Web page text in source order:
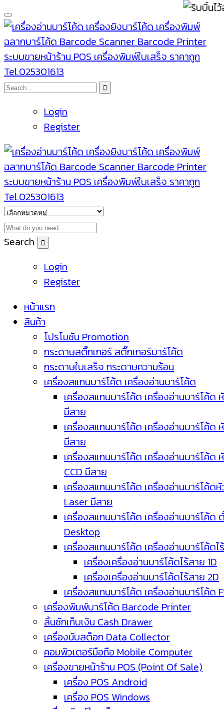
Login
Register
Search
Login
Register
หน้าแรก
สินค้า
โปรโมชัน Promotion
กระดาษสติ๊กเกอร์ สติ๊กเกอร์บาร์โค้ด
กระดาษใบเสร็จ กระดาษความร้อน
เครื่องสแกนบาร์โค้ด เครื่องอ่านบาร์โค้ด
เครื่องสแกนบาร์โค้ด เครื่องอ่านบาร์โค้ด
มีสาย
เครื่องสแกนบาร์โค้ด เครื่องอ่านบาร์โค้ด
มีสาย
เครื่องสแกนบาร์โค้ด เครื่องอ่านบาร์โค้ด
CCD มีสาย
เครื่องสแกนบาร์โค้ด เครื่องอ่านบาร์โค้ด
Laser มีสาย
เครื่องสแกนบาร์โค้ด เครื่องอ่านบาร์โค้ด
Desktop
เครื่องสแกนบาร์โค้ด เครื่องอ่านบาร์โค้ดไ
เครื่องเครื่องอ่านบาร์โค้ดไร้สาย 1D
เครื่องเครื่องอ่านบาร์โค้ดไร้สาย 2D
เครื่องสแกนบาร์โค้ด เครื่องอ่านบาร์โค้ด
เครื่องพิมพ์บาร์โค้ด Barcode Printer
ลิ้นชักเก็บเงิน Cash Drawer
เครื่องนับสต็อก Data Collector
คอมพิวเตอร์มือถือ Mobile Computer
เครื่องขายหน้าร้าน POS (Point Of Sale)
เครื่อง POS Android
เครื่อง POS Windows